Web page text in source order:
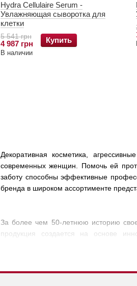
Декоративная косметика,
современных женщин. Помочь ей
заботу способны эффективные
бренда в широком ассортименте
За более чем 50-летнюю историю
продукция создается на основе
Метода «Hydradermie»,
Hydra Cellulaire Serum -
Увлажняющая сыворотка для
клетки
5 541 грн
4 987 грн Купить
В наличии